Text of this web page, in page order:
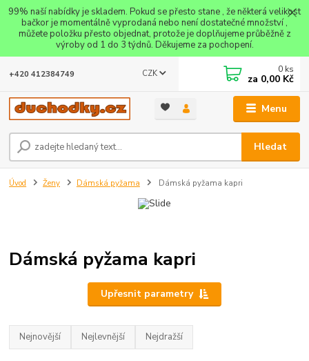
99% naší nabídky je skladem. Pokud se přesto stane , že některá velikost
bačkor je momentálně vyprodaná nebo není dostatečné množství ,
můžete položku přesto objednat, protože je doplňujeme průběžně z
výroby od 1 do 3 týdnů. Děkujeme za pochopení.
Menu
CZK
Hledat
+420 412384749 0 ks
za 0,00 Kč
Úvod Ženy Dámská pyžama Dámská pyžama kapri
Dámská pyžama kapri
Upřesnit parametry
Nejnovější Nejlevnější Nejdražší